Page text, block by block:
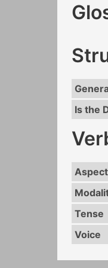
Is the
Aspect
Tense
Voice